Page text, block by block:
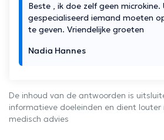
Beste , ik doe zelf geen microkine.
gespecialiseerd iemand moeten
te geven. Vriendelijke groeten
Nadia Hannes
De inhoud van de antwoorden is
informatieve doeleinden en dient
medisch advies